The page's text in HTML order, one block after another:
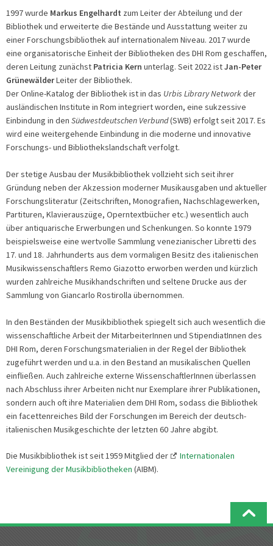
1997 wurde Markus Engelhardt zum Leiter der Abteilung und der
Bibliothek und erweiterte die Bestände und Ausstattung weiter zu
einer Forschungsbibliothek auf internationalem Niveau. 2017 wurde
eine organisatorische Einheit der Bibliotheken des DHI Rom geschaffen,
deren Leitung zunächst Patricia Kern unterlag. Seit 2022 istJan-Peter
GrünewälderLeiter der Bibliothek.
Der Online-Katalog der Bibliothek ist in das Urbis Library Networkder
ausländischen Institute in Rom integriert worden, eine sukzessive
Einbindung in den Südwestdeutschen Verbund(SWB) erfolgt seit 2017. Es
wird eine weitergehende Einbindung in die moderne und innovative
Forschungs- und Bibliothekslandschaft verfolgt.
Der stetige Ausbau der Musikbibliothek vollzieht sich seit ihrer
Gründung neben der Akzession moderner Musikausgaben und aktueller
Forschungsliteratur (Zeitschriften, Monografien, Nachschlagewerken,
Partituren, Klavierauszüge, Operntextbücher etc.) wesentlich auch
über antiquarische Erwerbungen und Schenkungen. So konnte 1979
beispielsweise eine wertvolle Sammlung venezianischer Libretti des
17. und 18. Jahrhunderts aus dem vormaligen Besitz des italienischen
Musikwissenschaftlers Remo Giazotto erworben werden und kürzlich
wurden zahlreiche Musikhandschriften und seltene Drucke aus der
Sammlung von Giancarlo Rostirolla übernommen.
In den Beständen der Musikbibliothek spiegelt sich auch wesentlich die
wissenschaftliche Arbeit der MitarbeiterInnen und StipendiatInnen des
DHI Rom, deren Forschungsmaterialien in der Regel der Bibliothek
zugeführt werden und u.a. in den Bestand an musikalischen Quellen
einfließen. Auch zahlreiche externe WissenschaftlerInnen überlassen
nach Abschluss ihrer Arbeiten nicht nur Exemplare ihrer Publikationen,
sondern auch oft ihre Materialien dem DHI Rom, sodass die Bibliothek
ein facettenreiches Bild der Forschungen im Bereich der deutsch-
italienischen Musikgeschichte der letzten 60 Jahre abgibt.
Die Musikbibliothek ist seit 1959 Mitglied der
Internationalen
Vereinigung der Musikbibliotheken (AIBM).